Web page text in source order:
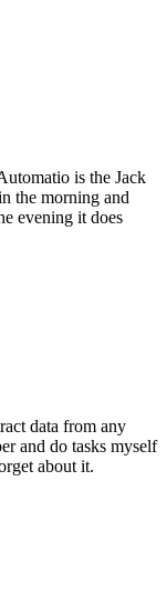
is the Jack
the morning and
evening it does
data from any
and do tasks myself
about it.